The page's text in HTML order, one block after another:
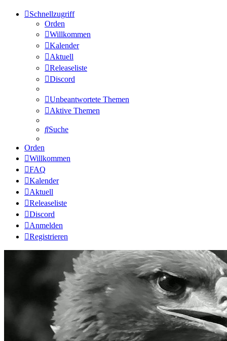
Schnellzugriff
Orden
Willkommen
Kalender
Aktuell
Releaseliste
Discord
Unbeantwortete Themen
Aktive Themen
Suche
Orden
Willkommen
FAQ
Kalender
Aktuell
Releaseliste
Discord
Anmelden
Registrieren